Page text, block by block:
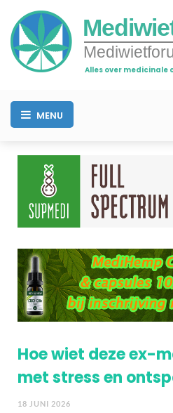
Alles over medicinale
MENU
Hoe wiet deze ex-
met stress en
18 JUNI 2026